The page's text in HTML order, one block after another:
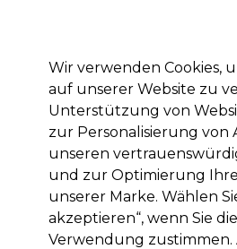
Marken Deals Haare
Lieferung und
– mehr
Azubis Produkte für
Produkte für
Wir verwenden Cookies,
auf unserer Website zu
Unterstützung von
zur Personalisierung von
unseren
und zur Optimierung
unserer Marke. Wählen
akzeptieren“, wenn Sie
Verwendung